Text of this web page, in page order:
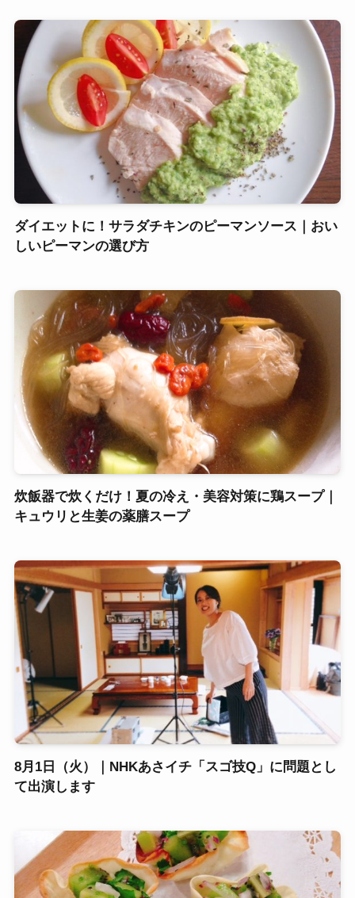
ダイエットに！サラダチキンのピーマンソース｜おい
しいピーマンの選び方
炊飯器で炊くだけ！夏の冷え・美容対策に鶏スープ｜
キュウリと生姜の薬膳スープ
8月1日（火）｜NHKあさイチ「スゴ技Q」に問題とし
て出演します